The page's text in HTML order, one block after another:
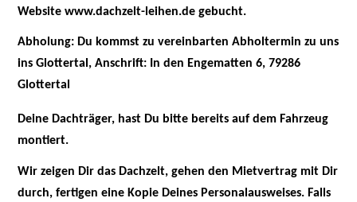
Website www.dachzelt-leihen.de gebucht.
Abholung: Du kommst zu vereinbarten Abholtermin zu uns
ins Glottertal, Anschrift: In den Engematten 6, 79286
Glottertal
Deine Dachträger, hast Du bitte bereits auf dem Fahrzeug
montiert.
Wir zeigen Dir das Dachzelt, gehen den Mietvertrag mit Dir
durch, fertigen eine Kopie Deines Personalausweises. Falls